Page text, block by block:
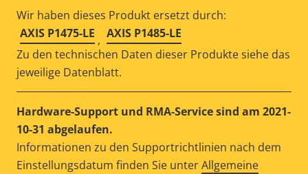
Wir haben dieses Produkt ersetzt durch:
AXIS P1475-LE , AXIS P1485-LE
Zu den technischen Daten dieser Produkte siehe das
jeweilige Datenblatt.
Hardware-Support und RMA-Service sind am 2021-
10-31 abgelaufen.
Informationen zu den Supportrichtlinien nach dem
Einstellungsdatum finden Sie unterAllgemeine